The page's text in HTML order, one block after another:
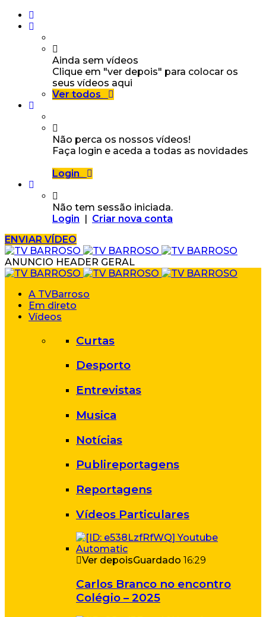
Ainda sem vídeos
Clique em "ver depois" para colocar os
seus vídeos aqui
Ver todos
Não perca os nossos vídeos!
Faça login e aceda a todas as novidades
Login
Não tem sessão iniciada.
Login | Criar nova conta
ENVIAR VÍDEO
ANUNCIO HEADER GERAL
A TVBarroso
Em direto
Vídeos
Curtas
Desporto
Entrevistas
Musica
Notícias
Publireportagens
Reportagens
Vídeos Particulares
Ver depoisGuardado 16:29
Carlos Branco no encontro
Colégio – 2025